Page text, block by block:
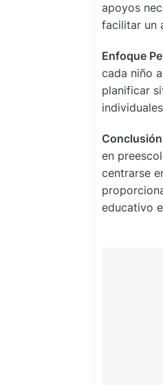
apoyos
facilitar un
Enfoque
cada niño
planificar
en
centrarse
educativo